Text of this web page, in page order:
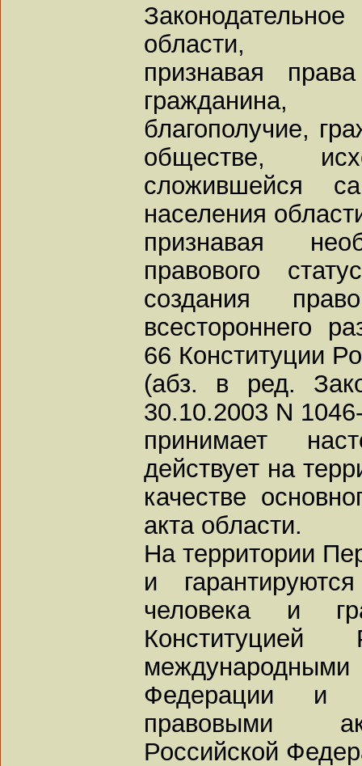
области,
признавая
гражданина,
благополучие,
обществе,
сложившейся
населения
признавая
правового
создания
всестороннего
66 Конституции
(абз. в ред.
30.10.2003 N
принимает
действует на
качестве
акта области.
На территории
и
человека и
Конституцией
Федерации и
правовыми
Российской